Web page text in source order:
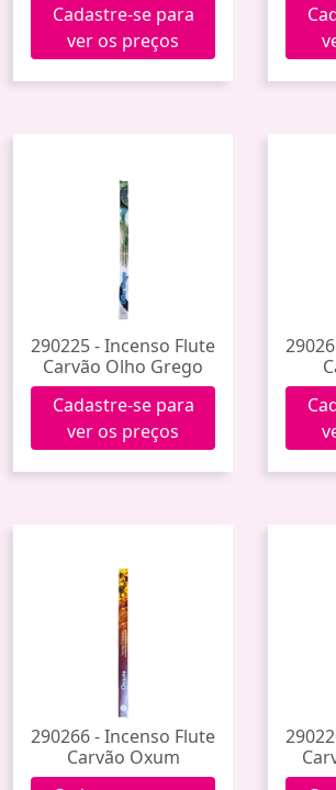
Cadastre-se para
ver os preços
290225 - Incenso Flute
Carvão Olho Grego
Cadastre-se para
ver os preços
290266 - Incenso Flute
Carvão Oxum